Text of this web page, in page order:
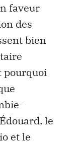
faveur
des
bien
pourquoi
le
et le